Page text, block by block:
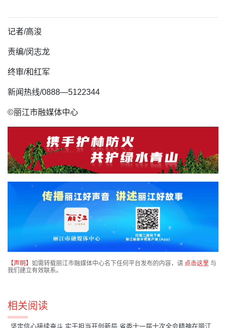
记者/高浚
责编/闵志龙
终审/和红军
新闻热线/0888—5122344
©丽江市融媒体中心
【声明】 如需转载丽江市融媒体中心名下任何平台发布的内容，请 点击这里 与
我们建立有效联系。
相关阅读
坚定信心接续奋斗 实干担当开创新局 省委十一届十次全会精神在丽江